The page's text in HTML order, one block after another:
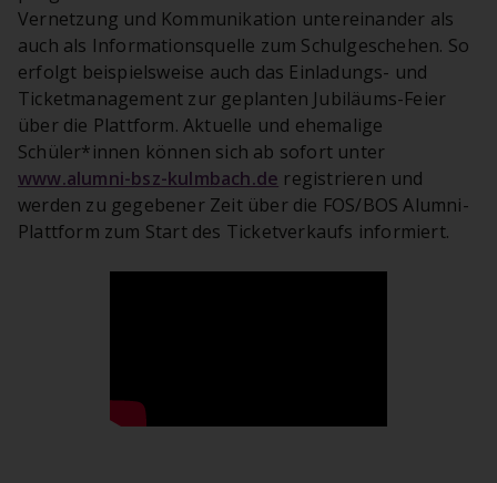
Vernetzung und Kommunikation untereinander als
auch als Informationsquelle zum Schulgeschehen. So
erfolgt beispielsweise auch das Einladungs- und
Ticketmanagement zur geplanten Jubiläums-Feier
über die Plattform. Aktuelle und ehemalige
Schüler*innen können sich ab sofort unter
www.alumni-bsz-kulmbach.de registrieren und
werden zu gegebener Zeit über die FOS/BOS Alumni-
Plattform zum Start des Ticketverkaufs informiert.